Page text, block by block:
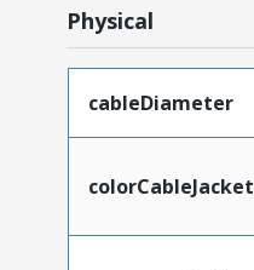
Physical
cableDiameter
colorCableJacket